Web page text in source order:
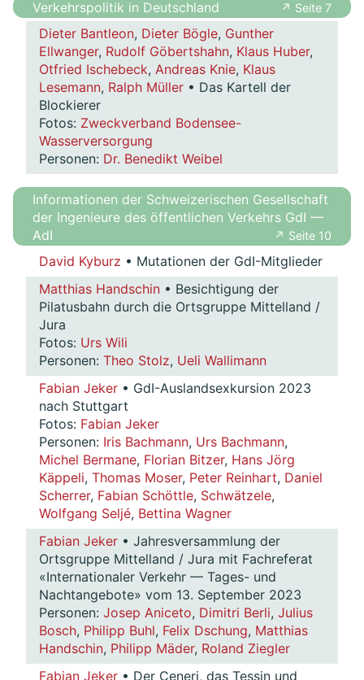
Verkehrspolitik in Deutschland ↗ Seite 7
Dieter Bantleon, Dieter Bögle, Gunther
Ellwanger, Rudolf Göbertshahn, Klaus Huber,
Otfried Ischebeck, Andreas Knie, Klaus
Lesemann, Ralph Müller • Das Kartell der
Blockierer
Fotos: Zweckverband Bodensee-
Wasserversorgung
Personen: Dr. Benedikt Weibel
Informationen der Schweizerischen Gesellschaft
der Ingenieure des öffentlichen Verkehrs GdI —
AdI
↗ Seite 10
David Kyburz • Mutationen der GdI-Mitglieder
Matthias Handschin • Besichtigung der
Pilatusbahn durch die Ortsgruppe Mittelland /
Jura
Fotos: Urs Wili
Personen: Theo Stolz, Ueli Wallimann
Fabian Jeker • GdI-Auslandsexkursion 2023
nach Stuttgart
Fotos: Fabian Jeker
Personen: Iris Bachmann, Urs Bachmann,
Michel Bermane, Florian Bitzer, Hans Jörg
Käppeli, Thomas Moser, Peter Reinhart, Daniel
Scherrer, Fabian Schöttle, Schwätzele,
Wolfgang Seljé, Bettina Wagner
Fabian Jeker • Jahresversammlung der
Ortsgruppe Mittelland / Jura mit Fachreferat
«Internationaler Verkehr — Tages- und
Nachtangebote» vom 13. September 2023
Personen: Josep Aniceto, Dimitri Berli, Julius
Bosch, Philipp Buhl, Felix Dschung, Matthias
Handschin, Philipp Mäder, Roland Ziegler
Fabian Jeker • Der Ceneri, das Tessin und